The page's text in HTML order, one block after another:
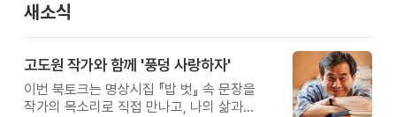
새소식
고도원 작가와 함께 '풍덩 사랑하자'
이번 북토크는 명상시집 『밥 벗』 속 문장을
작가의 목소리로 직접 만나고, 나의 삶과